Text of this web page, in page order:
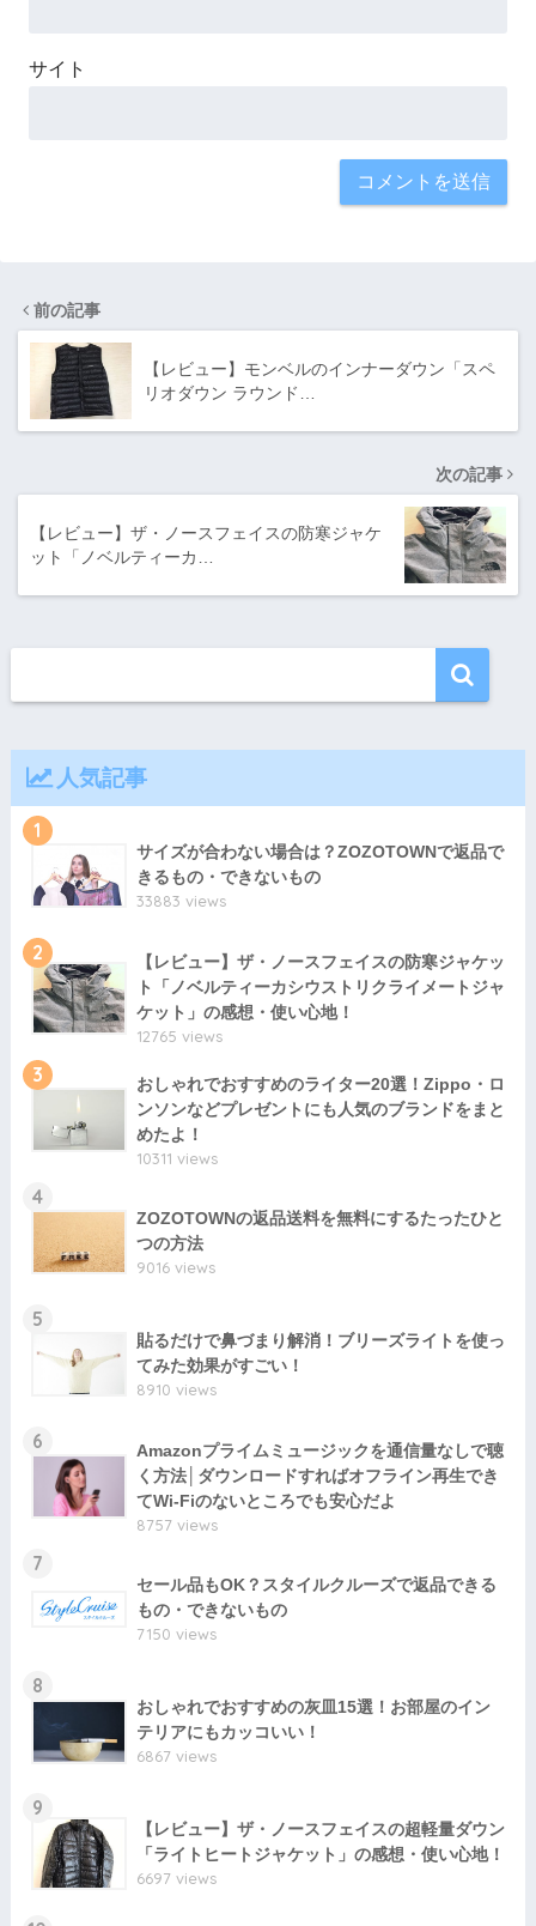
サイト
前の記事
【レビュー】モンベルのインナーダウン「スペ
リオダウン ラウンド…
次の記事
【レビュー】ザ・ノースフェイスの防寒ジャケ
ット「ノベルティーカ…
人気記事
1
サイズが合わない場合は？ZOZOTOWNで返品で
きるもの・できないもの
33883 views
2
【レビュー】ザ・ノースフェイスの防寒ジャケッ
ト「ノベルティーカシウストリクライメートジャ
ケット」の感想・使い心地！
12765 views
3
おしゃれでおすすめのライター20選！Zippo・ロ
ンソンなどプレゼントにも人気のブランドをまと
めたよ！
10311 views
4
ZOZOTOWNの返品送料を無料にするたったひと
つの方法
9016 views
5
貼るだけで鼻づまり解消！ブリーズライトを使っ
てみた効果がすごい！
8910 views
6
Amazonプライムミュージックを通信量なしで聴
く方法│ダウンロードすればオフライン再生でき
てWi-Fiのないところでも安心だよ
8757 views
7
セール品もOK？スタイルクルーズで返品できる
もの・できないもの
7150 views
8
おしゃれでおすすめの灰皿15選！お部屋のイン
テリアにもカッコいい！
6867 views
9
【レビュー】ザ・ノースフェイスの超軽量ダウン
「ライトヒートジャケット」の感想・使い心地！
6697 views